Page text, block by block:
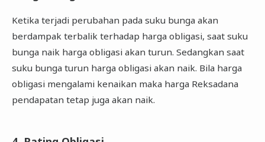
Ketika terjadi perubahan pada suku bunga akan
berdampak terbalik terhadap harga obligasi, saat suku
bunga naik harga obligasi akan turun. Sedangkan saat
suku bunga turun harga obligasi akan naik. Bila harga
obligasi mengalami kenaikan maka harga Reksadana
pendapatan tetap juga akan naik.